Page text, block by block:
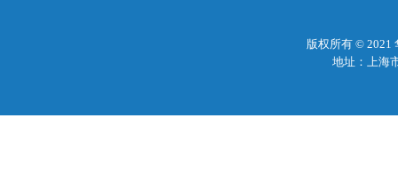
版权所有 ©
地址：上海